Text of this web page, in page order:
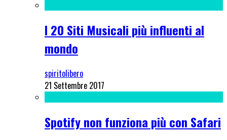
I 20 Siti Musicali più influenti al
mondo
spiritolibero
21 Settembre 2017
Spotify non funziona più con Safari